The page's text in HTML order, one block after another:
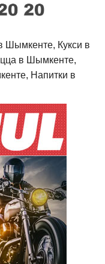
Кукси в
в Шымкенте,
Напитки в